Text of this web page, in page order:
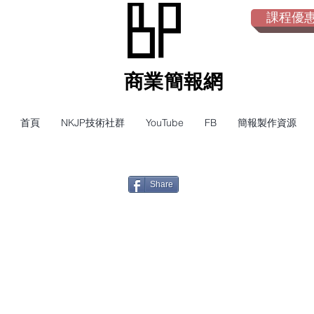
課程優
​商業簡報網
首頁 NKJP技術社群 YouTube FB 簡報製作資源
Share